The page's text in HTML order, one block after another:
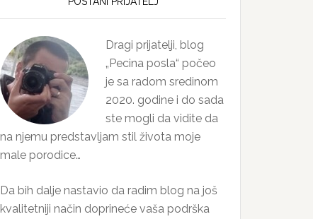
Dragi prijatelji, blog
„Pecina posla“ počeo
je sa radom sredinom
2020. godine i do sada
ste mogli da vidite da
na njemu predstavljam stil života moje
male porodice…
Da bih dalje nastavio da radim blog na još
kvalitetniji način doprineće vaša podrška